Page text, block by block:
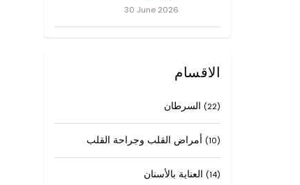
30 June 2026
الاقسام
(22)
(10)
(14)